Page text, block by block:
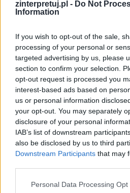
zinterpretuj.pl - Do Not
Information
If you wish to opt-out of the sale,
processing of your personal or
targeted advertising by us, please
section to confirm your selection.
opt-out request is processed you
interest-based ads based on
us or personal information
your opt-out. You may separately
disclosure of your personal
IAB’s list of downstream
also be disclosed by us to third
Downstream Participants that may
Personal Data Processing Opt
uczniów